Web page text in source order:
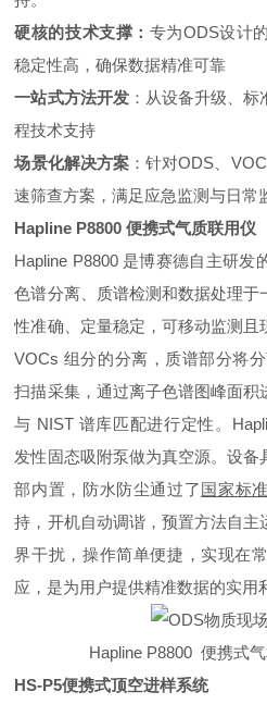
硬核的技术支撑： 专为ODS设计
稳定性高，确保数据精准可靠
一站式方法开发：从设备升级、标
程技术支持
场景化解决方案 ：针对ODS、
速筛查方案，满足应急监测与日常
Hapline P8800 便携式气质联用仪
Hapline P8800 是博赛德自主研发
色谱分离、质谱检测和数据处理
性准确、定量稳定，可移动监测
VOCs 组分的分离，质谱部分将
扫描采集，通过离子色谱图峰面积
与 NIST 谱库匹配进行定性。
发性固态吸附泵做为真空源。设
部内置，防水防尘通过了国家标准
持，开机自动调谐，预置方法自
界干扰，操作简单便捷，实现在
应，是为用户提供精准数据的实用
Hapline P8800 便携式
HS-P5便携式顶空进样系统